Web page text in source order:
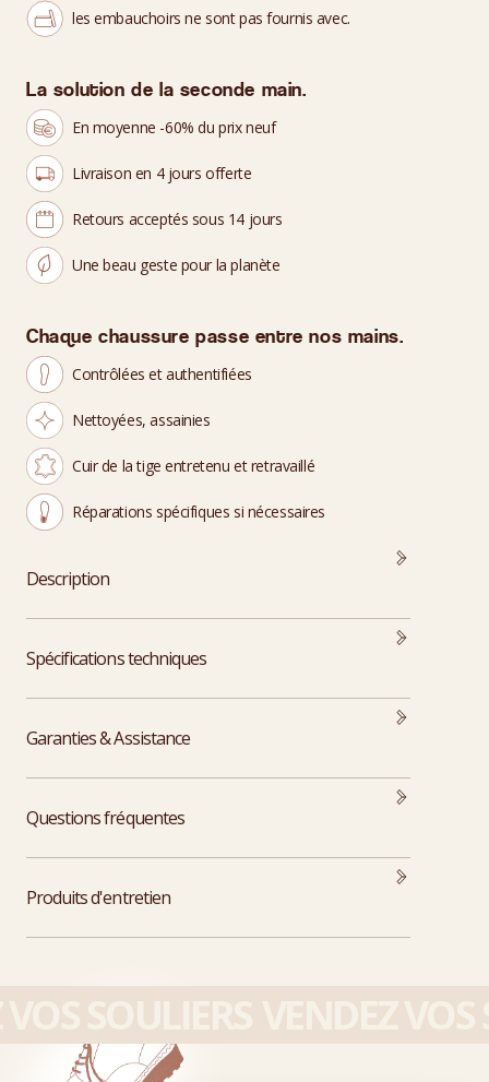
les embauchoirs ne sont pas fournis avec.
La solution de la seconde main.
En moyenne -60% du prix neuf
Livraison en 4 jours offerte
Retours acceptés sous 14 jours
Une beau geste pour la planète
Chaque chaussure passe entre nos mains.
Contrôlées et authentifiées
Nettoyées, assainies
Cuir de la tige entretenu et retravaillé
Réparations spécifiques si nécessaires
Description
Spécifications techniques
Garanties & Assistance
Questions fréquentes
Produits d'entretien